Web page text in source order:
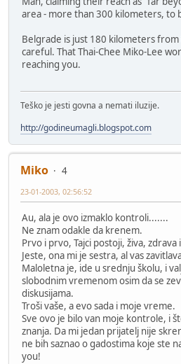
area - more than 300 kilometers, to
Belgrade is just 180 kilometers
careful. That Thai-Chee Miko-Lee
reaching you.
Teško je jesti govna a nemati iluzije.
http://godineumagli.blogspot.com
Miko
4
23-01-2003, 02:56:52
Au, ala je ovo izmaklo kontroli.......
Ne znam odakle da krenem.
Prvo i prvo, Tajci postoji, živa, zdrava
Jeste, ona mi je sestra, al vas
Maloletna je, ide u srednju školu, i
slobodnim vremenom osim da se
diskusijama.
Troši vaše, a evo sada i moje vreme.
Sve ovo je bilo van moje kontrole, i
znanja. Da mi jedan prijatelj nije
ne bih saznao o gadostima koje ste
you!